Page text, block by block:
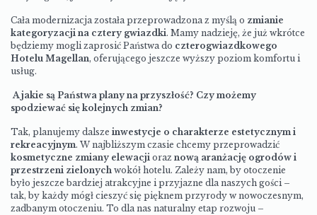
Cała modernizacja została przeprowadzona z myślą o zmianie
kategoryzacji na cztery gwiazdki. Mamy nadzieję, że już wkrótce
będziemy mogli zaprosić Państwa do czterogwiazdkowego
Hotelu Magellan, oferującego jeszcze wyższy poziom komfortu i
usług.
A jakie są Państwa plany na przyszłość? Czy możemy
spodziewać się kolejnych zmian?
Tak, planujemy dalsze inwestycje o charakterze estetycznym i
rekreacyjnym. W najbliższym czasie chcemy przeprowadzić
kosmetyczne zmiany elewacji oraz nową aranżację ogrodów i
przestrzeni zielonych wokół hotelu. Zależy nam, by otoczenie
było jeszcze bardziej atrakcyjne i przyjazne dla naszych gości –
tak, by każdy mógł cieszyć się pięknem przyrody w nowoczesnym,
zadbanym otoczeniu. To dla nas naturalny etap rozwoju –